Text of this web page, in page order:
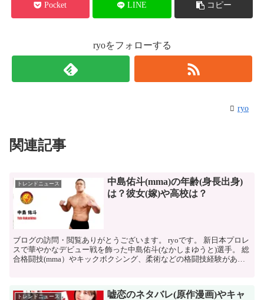
Pocket LINE コピー
ryoをフォローする
ryo
関連記事
トレンドニュース
中島佑斗(mma)の年齢(身長出身)
は？彼女(嫁)や高校は？
ブログの訪問・閲覧ありがとうございます。 ryoです。 新日本プロレ
スで華やかなデビュー戦を飾った中島佑斗(なかしまゆうと)選手。 総
合格闘技(mma）やキックボクシング、柔術などの格闘技経験があ
トレンドニュース
嘘恋のネタバレ(原作漫画)やキャ